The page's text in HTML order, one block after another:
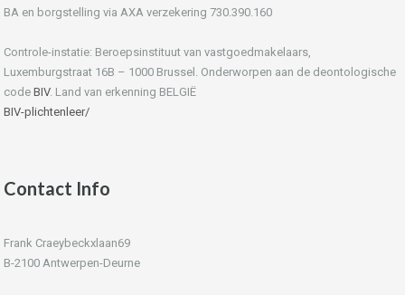
BA en borgstelling via AXA verzekering 730.390.160
Controle-instatie: Beroepsinstituut van vastgoedmakelaars,
Luxemburgstraat 16B – 1000 Brussel. Onderworpen aan de deontologische
code BIV. Land van erkenning BELGIË
BIV-plichtenleer/
Contact Info
Frank Craeybeckxlaan69
B-2100 Antwerpen-Deurne